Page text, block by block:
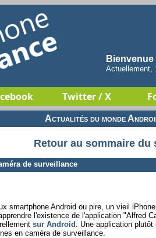
Actuellement,
Twitter / X
Actualités du monde
Retour au sommaire du
de surveillance
smartphone Android ou pire, un vieil
l'existence de l'application "Alfred
sur Android . Une application
en caméra de surveillance.